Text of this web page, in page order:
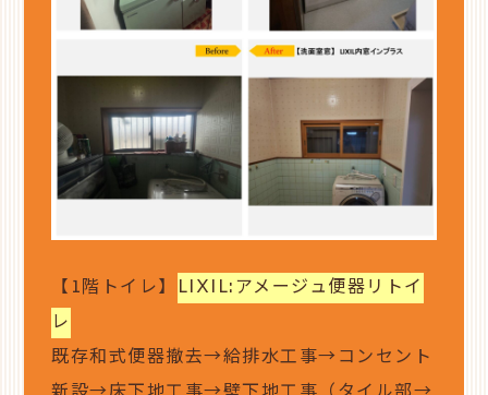
【1階トイレ】 LIXIL:アメージュ便器リトイ
レ
既存和式便器撤去→給排水工事→コンセント